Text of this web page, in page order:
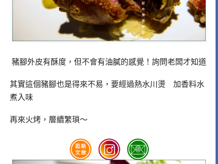
豬腳外皮有酥度，但不會有油膩的感覺！詢問老闆才知道
其實這個豬腳也是得來不易，要經過熱水川燙 加香料水
煮入味
再來火烤，層續繁瑣～